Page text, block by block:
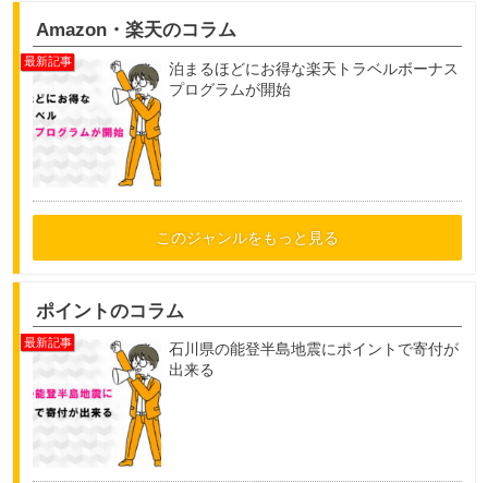
Amazon・楽天のコラム
泊まるほどにお得な楽天トラベルボーナス
プログラムが開始
このジャンルをもっと見る
ポイントのコラム
石川県の能登半島地震にポイントで寄付が
出来る